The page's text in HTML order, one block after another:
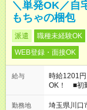
＼単発OK／自
もちゃの梱包
派遣 職種未経験OK
WEB登録・面接OK
給与
時給1201
OK！ ■初
勤務地
埼玉県川口